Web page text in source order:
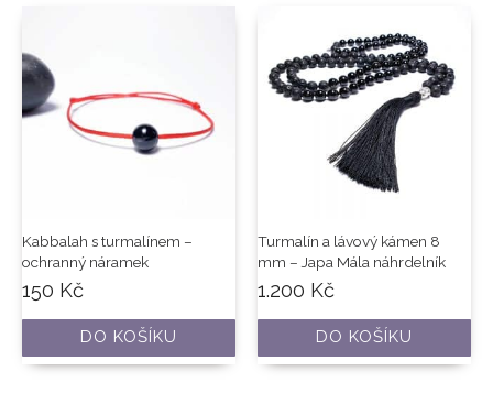
Kabbalah s turmalínem –
ochranný náramek
150 Kč
DO KOŠÍKU
Turmalín a lávový kámen 8
mm – Japa Mála náhrdelník
1.200 Kč
DO KOŠÍKU